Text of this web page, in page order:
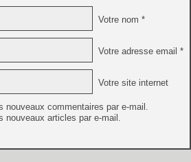
Votre nom *
Votre adresse email *
Votre site internet
nouveaux commentaires par e-mail.
nouveaux articles par e-mail.